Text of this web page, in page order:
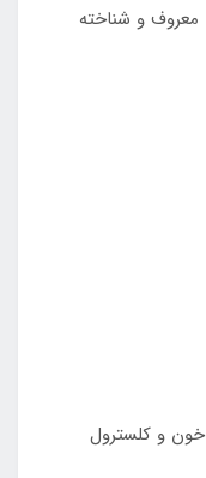
معروف و شناخته
و کلسترول